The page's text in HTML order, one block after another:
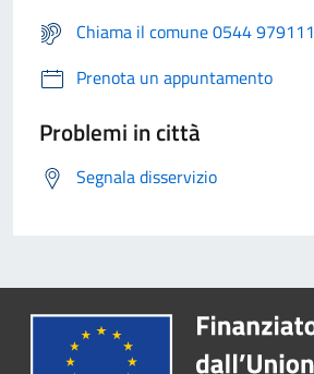
Chiama il comune 0544 979111
Prenota un appuntamento
Problemi in città
Segnala disservizio